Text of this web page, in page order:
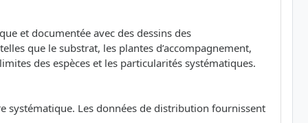
et documentée avec des dessins des
que le substrat, les plantes d’accompagnement,
des espèces et les particularités systématiques.
systématique. Les données de distribution fournissent